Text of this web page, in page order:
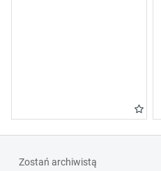
Zostań archiwistą